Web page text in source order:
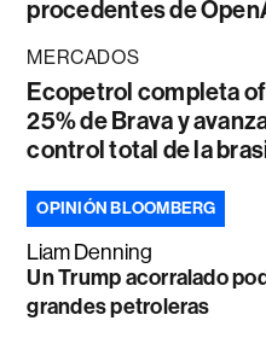
procedentes de
MERCADOS
Ecopetrol completa
25% de Brava y
control total de la
OPINIÓN BLOOMBERG
Liam Denning
Un Trump acorralado
grandes petroleras